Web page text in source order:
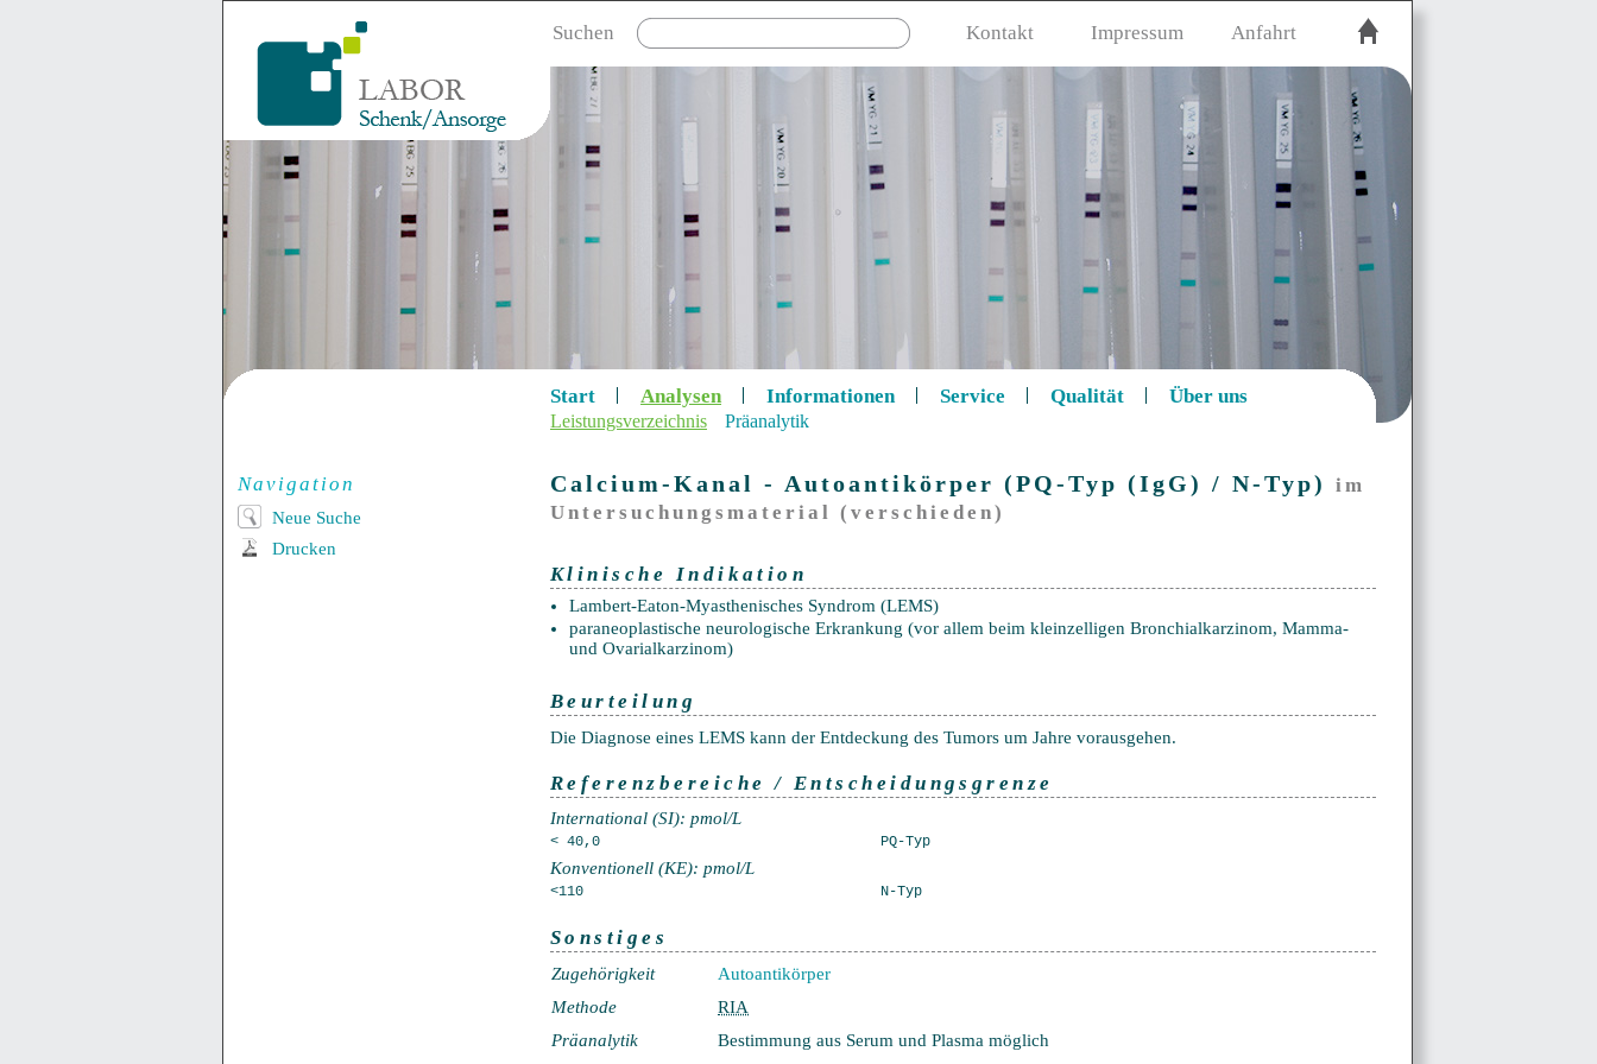
Suchen Kontakt Impressum Anfahrt
Navigation
Neue Suche
Drucken
Start Analysen Informationen Service Qualität Über uns
Leistungsverzeichnis Präanalytik
Calcium-Kanal - Autoantikörper (PQ-Typ (IgG) / N-Typ) im
Untersuchungsmaterial (verschieden)
Klinische Indikation
Lambert-Eaton-Myasthenisches Syndrom (LEMS)
paraneoplastische neurologische Erkrankung (vor allem beim kleinzelligen Bronchialkarzinom, Mamma-
und Ovarialkarzinom)
Beurteilung
Die Diagnose eines LEMS kann der Entdeckung des Tumors um Jahre vorausgehen.
Referenzbereiche / Entscheidungsgrenze
International (SI): pmol/L
< 40,0 PQ-Typ
Konventionell (KE): pmol/L
<110 N-Typ
Sonstiges
Zugehörigkeit
Autoantikörper
Methode
RIA
Präanalytik
Bestimmung aus Serum und Plasma möglich